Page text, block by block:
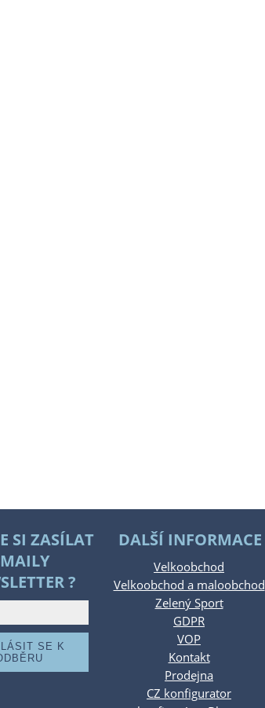
SI ZASÍLAT
?
DALŠÍ INFORMACE
Velkoobchod
Velkoobchod a maloobchod
Zelený Sport
GDPR
VOP
Kontakt
Prodejna
CZ konfigurator